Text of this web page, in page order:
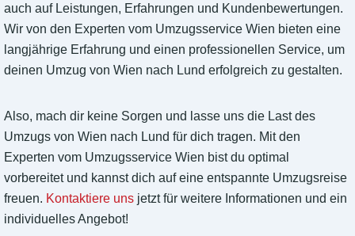
auch auf Leistungen, Erfahrungen und Kundenbewertungen.
Wir von den Experten vom Umzugsservice Wien bieten eine
langjährige Erfahrung und einen professionellen Service, um
deinen Umzug von Wien nach Lund erfolgreich zu gestalten.
Also, mach dir keine Sorgen und lasse uns die Last des
Umzugs von Wien nach Lund für dich tragen. Mit den
Experten vom Umzugsservice Wien bist du optimal
vorbereitet und kannst dich auf eine entspannte Umzugsreise
freuen. Kontaktiere uns jetzt für weitere Informationen und ein
individuelles Angebot!